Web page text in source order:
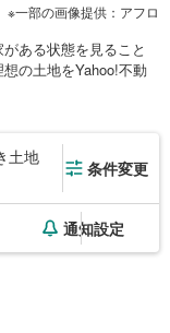
一部の画像提供：アフロ
ある状態を見ること
の土地をYahoo!不動
土地
条件変更
通知設定